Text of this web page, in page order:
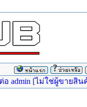
admin [ไม่ใช่ผู้ขายสิน